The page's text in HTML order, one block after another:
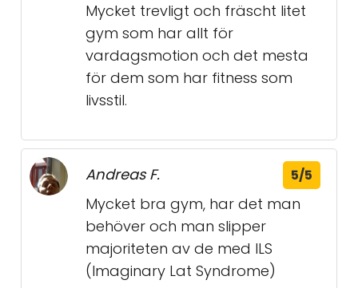
Mycket trevligt och fräscht litet
gym som har allt för
vardagsmotion och det mesta
för dem som har fitness som
livsstil.
Andreas F. 5/5
Mycket bra gym, har det man
behöver och man slipper
majoriteten av de med ILS
(Imaginary Lat Syndrome)